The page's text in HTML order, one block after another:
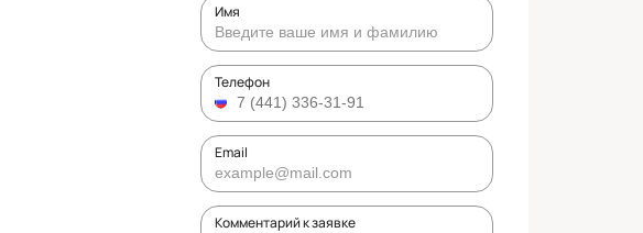
Имя
Телефон
Email
Комментарий к заявке